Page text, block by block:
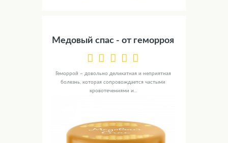
Медовый спас - от геморроя
Геморрой – довольно деликатная и неприятная
болезнь, которая сопровождается частыми
кровотечениями и...